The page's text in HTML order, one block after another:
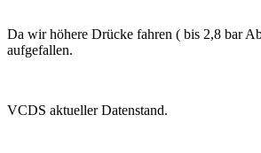
Da wir höhere Drücke fahren ( bis 2,8 bar
aufgefallen.
VCDS aktueller Datenstand.